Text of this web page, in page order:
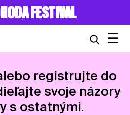
– 10.7.2027
☰
registrujte do
svoje názory
s ostatnými.